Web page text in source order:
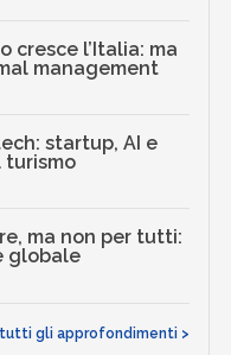
cresce l’Italia: ma
management
startup, AI e
turismo
ma non per tutti:
globale
gli approfondimenti >